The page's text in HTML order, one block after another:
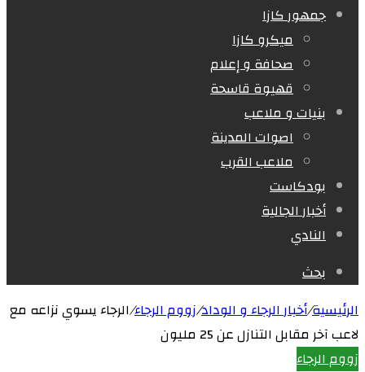
جمهور كازا
ميكرو كازا
صحافة و إعلام
قهيوة قاسحة
بنيات و ملاعب
اصوات المدينة
ملاعب القرب
بودكاست
أخبار الجالية
النادي
بحث
الرئيسية/أخبار الرجاء و الوداد/زووم الرجاء/الرجاء يسوي نزاعه مع
لاعب آخر مقابل التنازل عن 25 مليون
زووم الرجاء